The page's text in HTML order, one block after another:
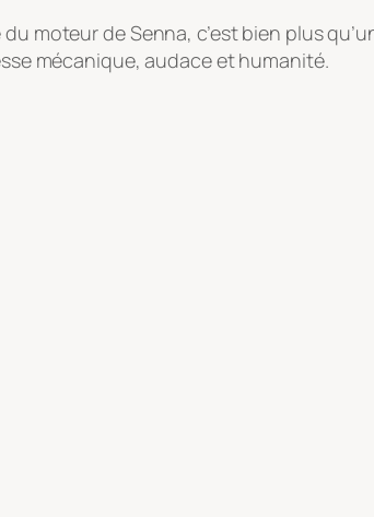
moteur de Senna, c’est bien plus
mécanique, audace et humanité.